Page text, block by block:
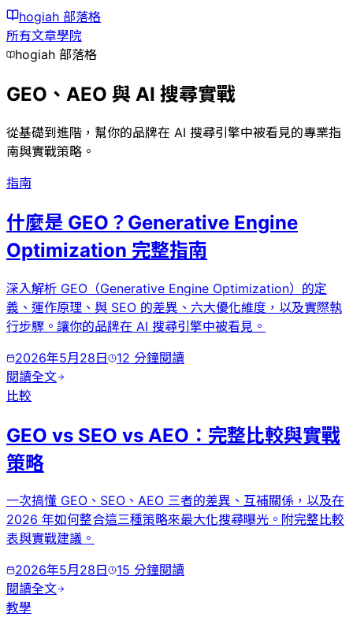
hogiah 部落格
所有文章學院
hogiah 部落格
GEO、AEO 與 AI 搜尋實戰
從基礎到進階，幫你的品牌在 AI 搜尋引擎中被看見的專業指
南與實戰策略。
指南
什麼是 GEO？Generative Engine
Optimization 完整指南
深入解析 GEO（Generative Engine Optimization）的定
義、運作原理、與 SEO 的差異、六大優化維度，以及實際執
行步驟。讓你的品牌在 AI 搜尋引擎中被看見。
2026年5月28日
12 分鐘閱讀
閱讀全文
比較
GEO vs SEO vs AEO：完整比較與實戰
策略
一次搞懂 GEO、SEO、AEO 三者的差異、互補關係，以及在
2026 年如何整合這三種策略來最大化搜尋曝光。附完整比較
表與實戰建議。
2026年5月28日
15 分鐘閱讀
閱讀全文
教學